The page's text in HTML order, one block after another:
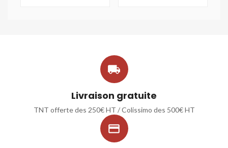

Livraison gratuite
TNT offerte des 250€ HT / Colissimo des 500€ HT
